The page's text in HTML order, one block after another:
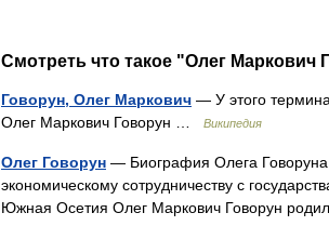
Смотреть что такое "Олег Маркович
Говорун, Олег Маркович — У этого
Олег Маркович Говорун …
Википедия
Олег Говорун — Биография Олега
экономическому сотрудничеству с
Южная Осетия Олег Маркович Говорун